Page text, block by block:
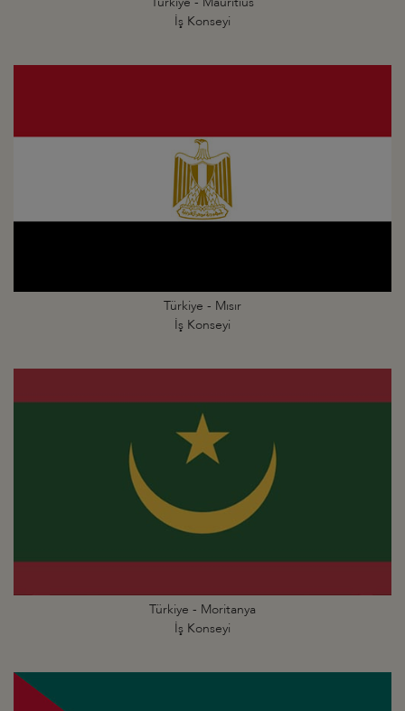
İş Konseyi
Türkiye - Mısır
İş Konseyi
Türkiye - Moritanya
İş Konseyi